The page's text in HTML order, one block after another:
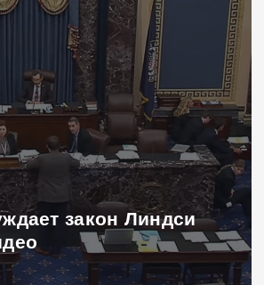
закон Линдси